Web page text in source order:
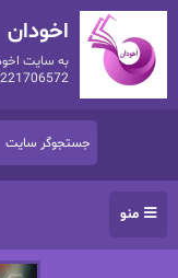
اخودان
به سایت
منو